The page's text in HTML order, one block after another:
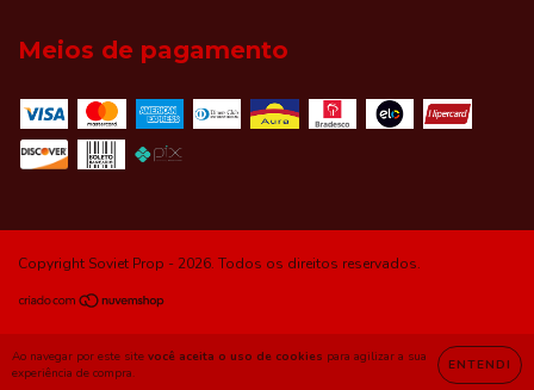
Ao navegar por este site você aceita o uso de cookies para agilizar a sua
experiência de compra.
ENTENDI
Meios de pagamento
Copyright Soviet Prop - 2026. Todos os direitos reservados.